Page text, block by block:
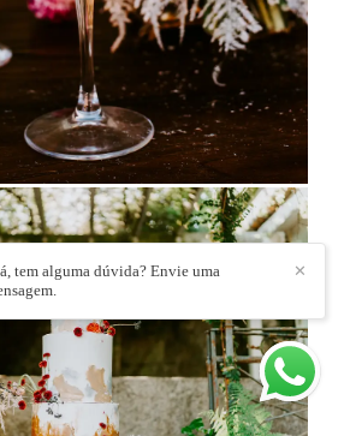
✕
tem alguma dúvida? Envie uma